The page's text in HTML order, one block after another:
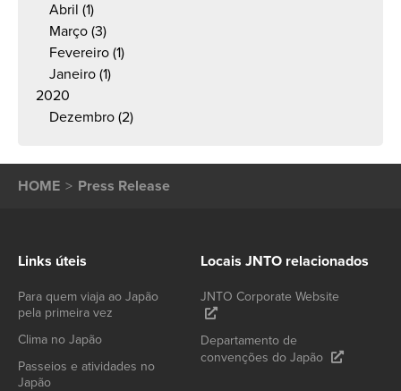
Abril (1)
Março (3)
Fevereiro (1)
Janeiro (1)
2020
Dezembro (2)
HOME Press Release
Links úteis
Para quem viaja ao Japão
pela primeira vez
Clima no Japão
Passeios e atividades no
Japão
Locais JNTO relacionados
JNTO Corporate Website
Departamento de
convenções do Japão